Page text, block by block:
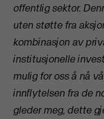
offentlig sektor.
uten støtte fra
kombinasjon av
institusjonelle
mulig for oss å nå
innflytelsen fra de
gleder meg, dette